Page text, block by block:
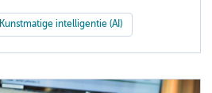
Kunstmatige intelligentie (AI)